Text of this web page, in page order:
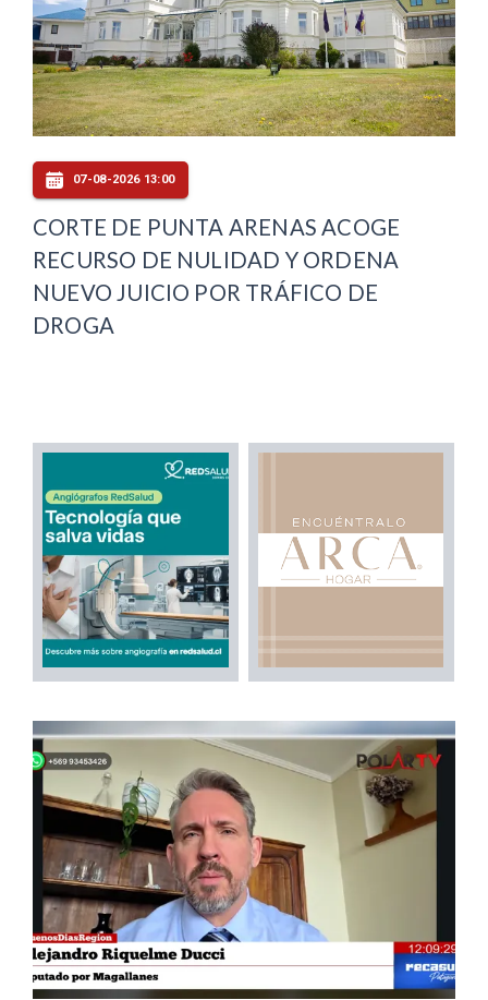
07-08-2026 13:00
CORTE DE PUNTA ARENAS ACOGE
RECURSO DE NULIDAD Y ORDENA
NUEVO JUICIO POR TRÁFICO DE
DROGA